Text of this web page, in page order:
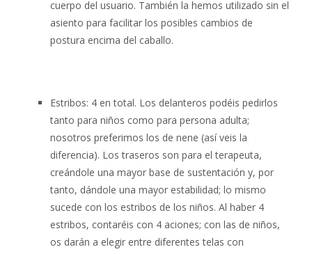
cuerpo del usuario. También la hemos utilizado sin el
asiento para facilitar los posibles cambios de
postura encima del caballo.
Estribos: 4 en total. Los delanteros podéis pedirlos
tanto para niños como para persona adulta;
nosotros preferimos los de nene (así veis la
diferencia). Los traseros son para el terapeuta,
creándole una mayor base de sustentación y, por
tanto, dándole una mayor estabilidad; lo mismo
sucede con los estribos de los niños. Al haber 4
estribos, contaréis con 4 aciones; con las de niños,
os darán a elegir entre diferentes telas con